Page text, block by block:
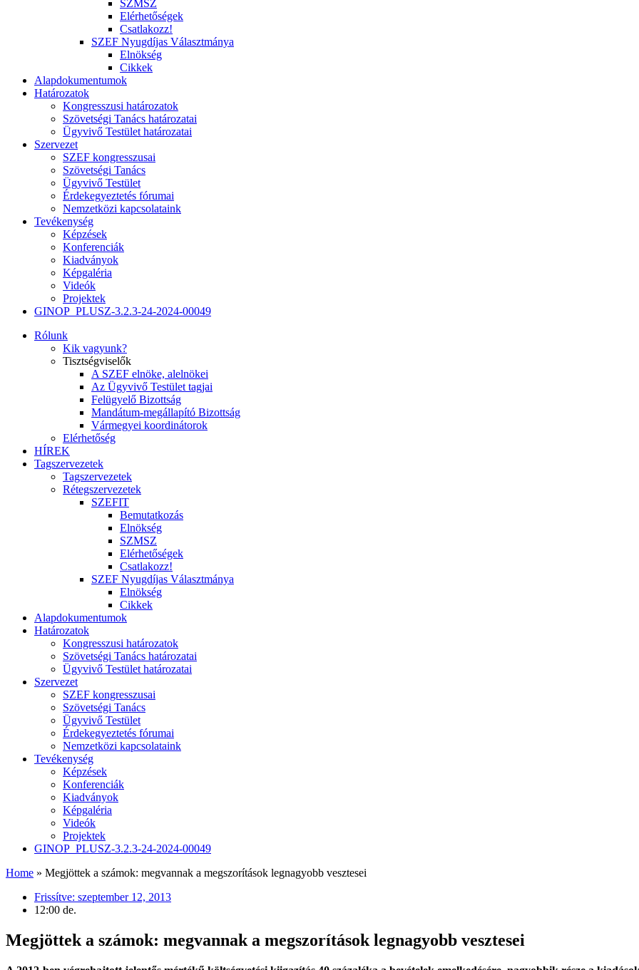
SZMSZ
Elérhetőségek
Csatlakozz!
SZEF Nyugdíjas Választmánya
Elnökség
Cikkek
Alapdokumentumok
Határozatok
Kongresszusi határozatok
Szövetségi Tanács határozatai
Ügyvivő Testület határozatai
Szervezet
SZEF kongresszusai
Szövetségi Tanács
Ügyvivő Testület
Érdekegyeztetés fórumai
Nemzetközi kapcsolataink
Tevékenység
Képzések
Konferenciák
Kiadványok
Képgaléria
Videók
Projektek
GINOP_PLUSZ-3.2.3-24-2024-00049
Rólunk
Kik vagyunk?
Tisztségviselők
A SZEF elnöke, alelnökei
Az Ügyvivő Testület tagjai
Felügyelő Bizottság
Mandátum-megállapító Bizottság
Vármegyei koordinátorok
Elérhetőség
HÍREK
Tagszervezetek
Tagszervezetek
Rétegszervezetek
SZEFIT
Bemutatkozás
Elnökség
SZMSZ
Elérhetőségek
Csatlakozz!
SZEF Nyugdíjas Választmánya
Elnökség
Cikkek
Alapdokumentumok
Határozatok
Kongresszusi határozatok
Szövetségi Tanács határozatai
Ügyvivő Testület határozatai
Szervezet
SZEF kongresszusai
Szövetségi Tanács
Ügyvivő Testület
Érdekegyeztetés fórumai
Nemzetközi kapcsolataink
Tevékenység
Képzések
Konferenciák
Kiadványok
Képgaléria
Videók
Projektek
GINOP_PLUSZ-3.2.3-24-2024-00049
Home » Megjöttek a számok: megvannak a megszorítások legnagyobb vesztesei
Frissítve: szeptember 12, 2013
12:00 de.
Megjöttek a számok: megvannak a megszorítások legnagyobb vesztesei